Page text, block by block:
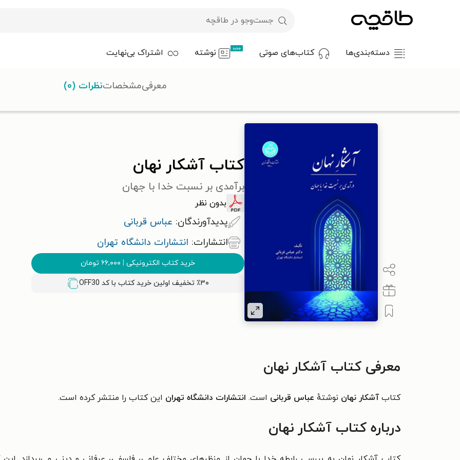
دسته‌بندی‌ها کتاب‌های صوتی جدید نوشته اشتراک بی‌نهایت
کتاب آشکار نهان
برآمدی بر نسبت خدا با جهان
بدون نظر
پدیدآورندگان: عباس قربانی
انتشارات: انتشارات دانشگاه تهران
خرید کتاب الکترونیکی | ۶۶,۰۰۰ تومان
٪۳۰ تخفیف اولین خرید کتاب با کد OFF30
معرفیمشخصاتنظرات (۰)
معرفی کتاب آشکار نهان
کتاب آشکار نهان نوشتهٔ عباس قربانی است. انتشارات دانشگاه تهران این کتاب را منتشر کرده است.
درباره کتاب آشکار نهان